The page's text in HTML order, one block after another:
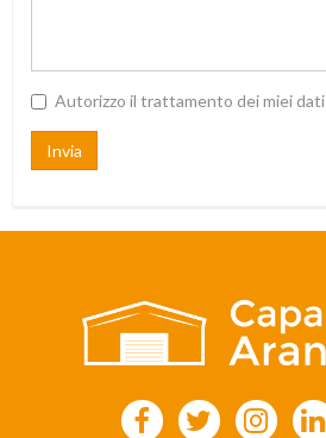
Autorizzo il trattamento dei miei dati
Invia